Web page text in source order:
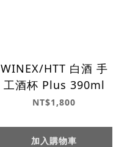
WINEX/HTT 白酒 手
工酒杯 Plus 390ml
NT$1,800
加入購物車